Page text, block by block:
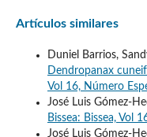
Artículos similares
Duniel Barrios,
Dendropanax
Vol 16, Número
José Luis Gómez-
Bissea: Bissea, Vol
José Luis Gómez-